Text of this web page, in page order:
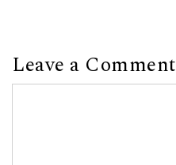
Leave a Comment